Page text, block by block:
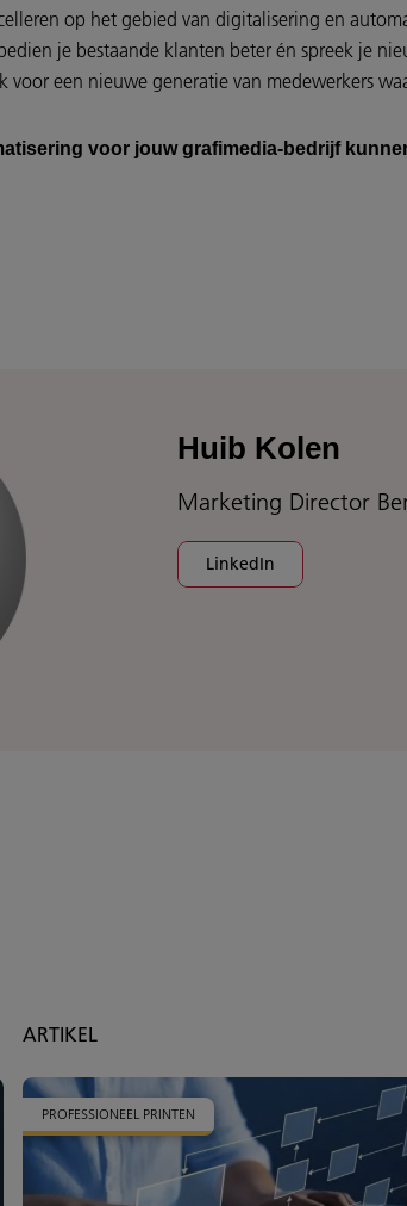
op het gebied van digitalisering en
je bestaande klanten beter én spreek je
een nieuwe generatie van medewerkers
voor jouw grafimedia-bedrijf
Huib Kolen
Marketing Director
LinkedIn
ARTIKEL
PROFESSIONEEL PRINTEN